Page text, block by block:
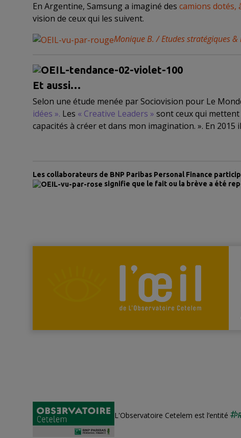
En Argentine, Samsung a imaginé des camions dotés,
vision de ceux qui les suivent.
Monique B. / Etudes stratégiques
Et aussi…
Selon une étude menée par Sociovision pour Le
idées ». Les « Creative Leaders » sont ceux qui mettent
capacités à créer et dans mon imagination. ». En 2015
Les collaborateurs de BNP Paribas Personal Finance
signifie que le fait ou la brève a été
L'Observatoire Cetelem est l’entité